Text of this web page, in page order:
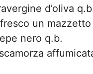
d’oliva
un mazzetto
nero q.b.